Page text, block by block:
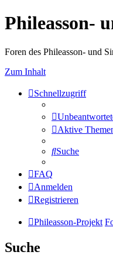
Phileasson-
Foren des Phileasson- und
Zum Inhalt
Schnellzugriff
Aktive
Suche
FAQ
Anmelden
Registrieren
Phileasson-Projekt
Suche